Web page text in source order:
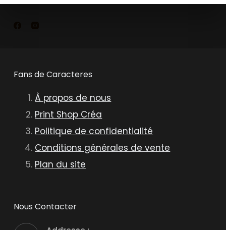
Fans de Caracteres
À propos de nous
Print Shop Créa
Politique de confidentialité
Conditions générales de vente
Plan du site
Nous Contacter